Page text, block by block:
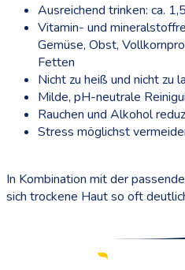
Ausreichend trinken: ca.
Vitamin- und
Gemüse, Obst,
Fetten
Nicht zu heiß und nicht zu
Milde, pH-neutrale
Rauchen und Alkohol
Stress möglichst
In Kombination mit der
sich trockene Haut so oft